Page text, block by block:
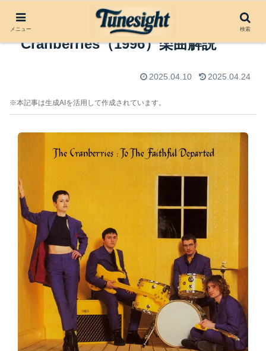
Salvation by The
Cranberries（1996）楽曲解説
2025.04.10 2025.04.24
※本記事は生成AIを活用して作成されています。
メニュー 検索